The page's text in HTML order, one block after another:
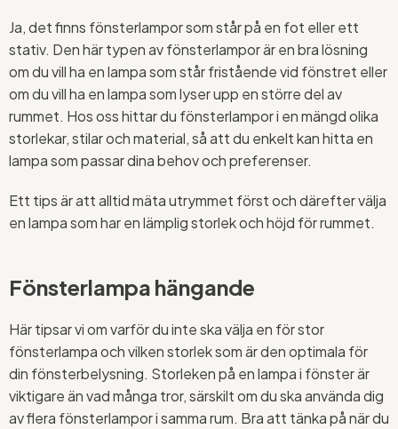
Ja, det finns fönsterlampor som står på en fot eller ett
stativ. Den här typen av fönsterlampor är en bra lösning
om du vill ha en lampa som står fristående vid fönstret eller
om du vill ha en lampa som lyser upp en större del av
rummet. Hos oss hittar du fönsterlampor i en mängd olika
storlekar, stilar och material, så att du enkelt kan hitta en
lampa som passar dina behov och preferenser.
Ett tips är att alltid mäta utrymmet först och därefter välja
en lampa som har en lämplig storlek och höjd för rummet.
Fönsterlampa hängande
Här tipsar vi om varför du inte ska välja en för stor
fönsterlampa och vilken storlek som är den optimala för
din fönsterbelysning. Storleken på en lampa i fönster är
viktigare än vad många tror, särskilt om du ska använda dig
av flera fönsterlampor i samma rum. Bra att tänka på när du